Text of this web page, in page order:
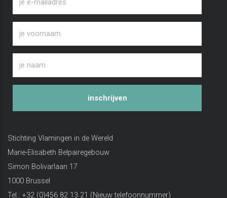
inschrijven
Stichting Vlamingen in de Wereld
Marie-Elisabeth Belpairegebouw
Simon Bolivarlaan 17
1000 Brussel
Tel.: +32 (0)456 82 13 21 (Nieuw telefoonnummer)